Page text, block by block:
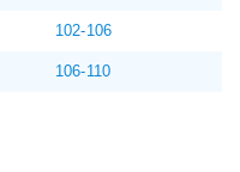
102-106
106-110